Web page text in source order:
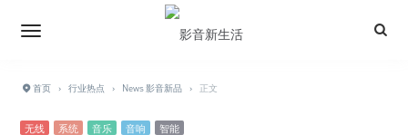
首页 › 行业热点 › News 影音新品 › 正文
无线 系统 音乐 音响 智能